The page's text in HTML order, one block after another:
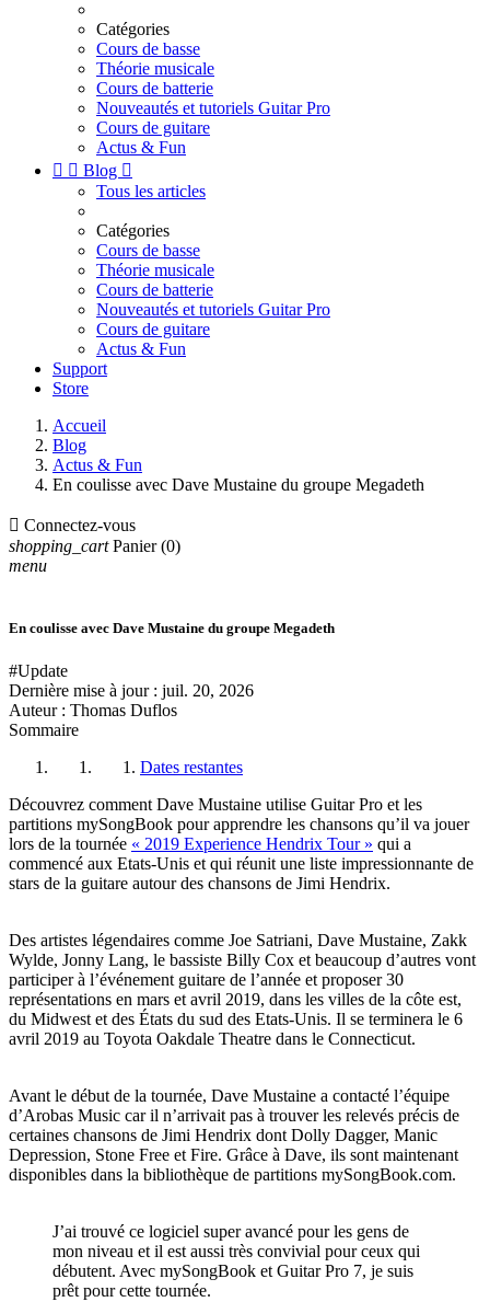
Catégories
Cours de basse
Théorie musicale
Cours de batterie
Nouveautés et tutoriels Guitar Pro
Cours de guitare
Actus & Fun
  Blog 
Tous les articles
Catégories
Cours de basse
Théorie musicale
Cours de batterie
Nouveautés et tutoriels Guitar Pro
Cours de guitare
Actus & Fun
Support
Store
Accueil
Blog
Actus & Fun
En coulisse avec Dave Mustaine du groupe Megadeth
 Connectez-vous
shopping_cart Panier (0)
menu
En coulisse avec Dave Mustaine du groupe Megadeth
#Update
Dernière mise à jour : juil. 20, 2026
Auteur : Thomas Duflos
Sommaire
Dates restantes
Découvrez comment Dave Mustaine utilise Guitar Pro et les
partitions mySongBook pour apprendre les chansons qu’il va jouer
lors de la tournée « 2019 Experience Hendrix Tour » qui a
commencé aux Etats-Unis et qui réunit une liste impressionnante de
stars de la guitare autour des chansons de Jimi Hendrix.
Des artistes légendaires comme Joe Satriani, Dave Mustaine, Zakk
Wylde, Jonny Lang, le bassiste Billy Cox et beaucoup d’autres vont
participer à l’événement guitare de l’année et proposer 30
représentations en mars et avril 2019, dans les villes de la côte est,
du Midwest et des États du sud des Etats-Unis. Il se terminera le 6
avril 2019 au Toyota Oakdale Theatre dans le Connecticut.
Avant le début de la tournée, Dave Mustaine a contacté l’équipe
d’Arobas Music car il n’arrivait pas à trouver les relevés précis de
certaines chansons de Jimi Hendrix dont Dolly Dagger, Manic
Depression, Stone Free et Fire. Grâce à Dave, ils sont maintenant
disponibles dans la bibliothèque de partitions mySongBook.com.
J’ai trouvé ce logiciel super avancé pour les gens de
mon niveau et il est aussi très convivial pour ceux qui
débutent. Avec mySongBook et Guitar Pro 7, je suis
prêt pour cette tournée.